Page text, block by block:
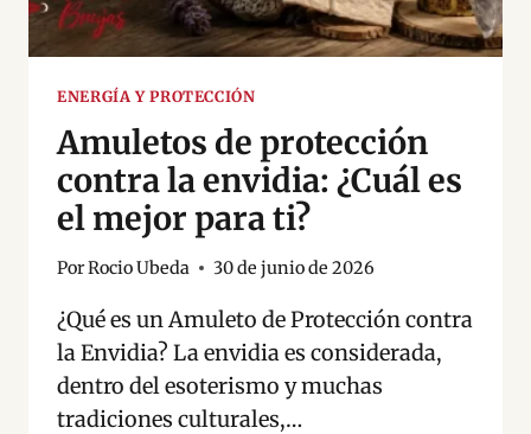
ENERGÍA Y PROTECCIÓN
Amuletos de protección
contra la envidia: ¿Cuál es
el mejor para ti?
PorRocio Ubeda 30 de junio de 2026
¿Qué es un Amuleto de Protección contra
la Envidia? La envidia es considerada,
dentro del esoterismo y muchas
tradiciones culturales,…